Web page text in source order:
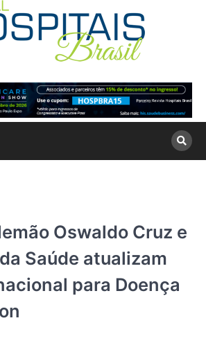
Oswaldo Cruz e
Saúde atualizam
para Doença